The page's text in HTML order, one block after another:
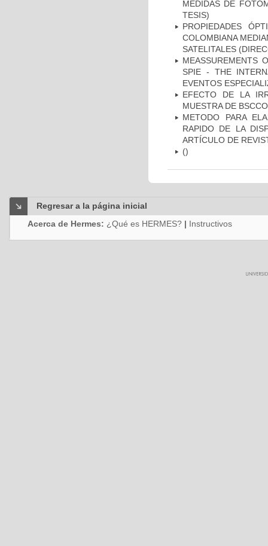
MEDIDAS DE
TESIS)
PROPIEDADES
COLOMBIANA
SATELITALES
MEASSUREMENTS
SPIE - THE
EVENTOS
EFECTO DE LA
MUESTRA DE
METODO PARA
RAPIDO DE LA
ARTÍCULO DE
()
Regresar a la página inicial
Acerca de Hermes: ¿Qué es HERMES? | Instructivos